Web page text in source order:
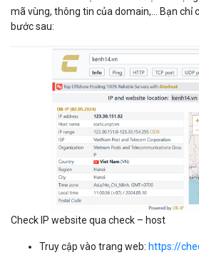
mã vùng, thông tin của domain,... Bạn chỉ
bước sau:
Check IP website qua check – host
Truy cập vào trang web: https://